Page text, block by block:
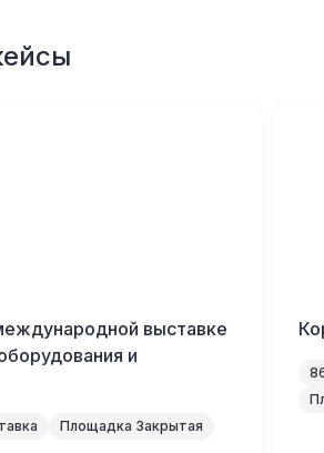
выставке
и
Площадка Закрытая